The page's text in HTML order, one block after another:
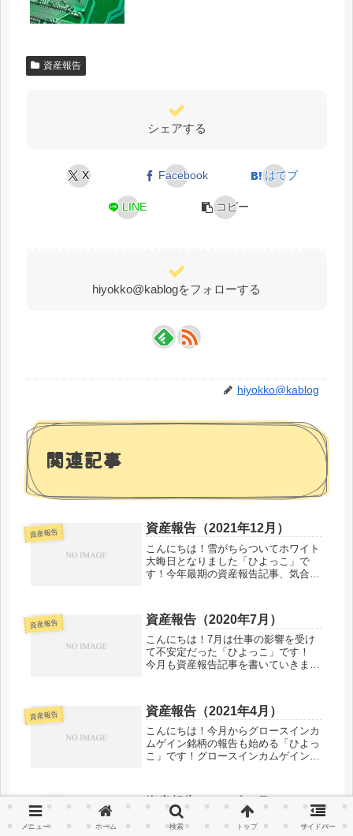
資産報告
シェアする
X Facebook はてブ
LINE コピー
hiyokko@kablogをフォローする
hiyokko@kablog
関連記事
資産報告 資産報告（2021年12月）
こんにちは！雪がちらついてホワイト
大晦日となりました「ひよっこ」で
す！今年最期の資産報告記事、気合い
類評価額評価損益税引き後利回り資産
構成率配当金元本インカムゲイン銘柄
4,...
資産報告 資産報告（2020年7月）
こんにちは！7月は仕事の影響を受け
て不安定だった「ひよっこ」です！
今月も資産報告記事を書いていきま
評価損益利回り資産構成率インカムゲ
イン銘柄994,173円－38,826...
資産報告 資産報告（2021年4月）
こんにちは！今月からグロースインカ
ムゲイン銘柄の報告も始める「ひよっ
こ」です！グロースインカムゲイン銘
ます。資産状況 現在の資産は以下の
ように構成されています。資産種類評
資産報告 資産報告（2021年6月）
こんにちは！配当書類が増えてきたの
メニュー ホーム 検索 トップ サイドバー